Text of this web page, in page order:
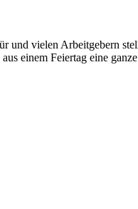
und vielen Arbeitgebern
einem Feiertag eine